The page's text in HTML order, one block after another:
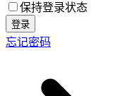
保持登录状态
登录
忘记密码